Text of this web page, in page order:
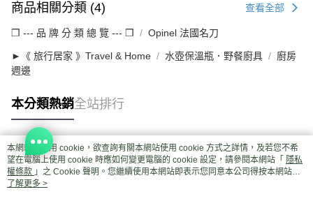
商品相關分類 (4) 查看全部
❒ --- 品 牌 分 類 總 覽 --- ❒ Opinel 法國名刀
►《 旅行居家 》Travel & Home 水壺保溫瓶．野餐廚具
廚房
週邊
本分類熱銷全站排行
熱門標籤
本網站中使用 cookie，欲查詢有關本網站使用 cookie 方式之詳情，及若您不希
望在電腦上使用 cookie 時應如何變更電腦的 cookie 設定，請參閱本網站「 隱私
權條款 」之 Cookie 聲明。您繼續使用本網站即表示您同意本公司得按本網站使
用條款之 Cookie 聲明使用 cookie。
了解更多 >